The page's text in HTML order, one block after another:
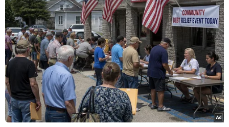
#Tết Nguyên đán #Ất Mùi
#Lễ tình nhân
#Quà tặng
#Chocolate
#Valentine
Tp. Hồ Chí Minh